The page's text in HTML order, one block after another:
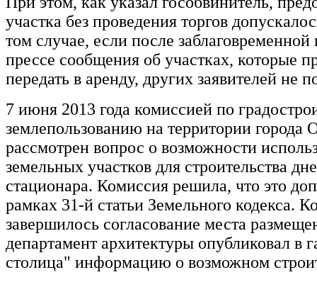
участка без проведения торгов
том случае, если после
прессе сообщения об участках, которые
передать в аренду, других заявителей не
7 июня 2013 года комиссией по
землепользованию на территории города
рассмотрен вопрос о возможности
земельных участков для строительства
стационара. Комиссия решила, что это
рамках 31-й статьи Земельного кодекса.
завершилось согласование места
департамент архитектуры опубликовал в
столица" информацию о возможном